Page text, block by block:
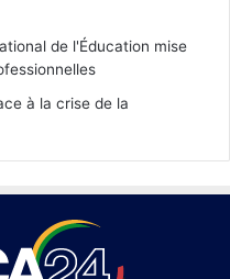
de l'Éducation mise
à la crise de la